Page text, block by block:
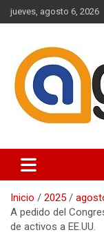
Saltar
al
jueves, agosto 6, 2026
Agenda
Inicio 2025
A pedido del
de activos a EE.UU.